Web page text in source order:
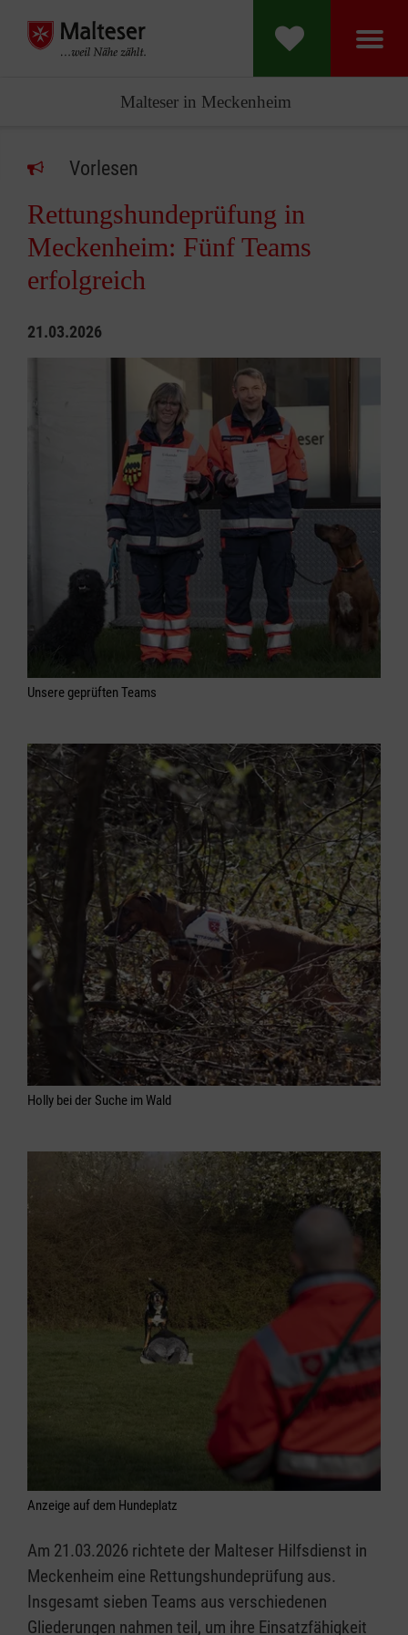
Malteser in Meckenheim
Vorlesen
Rettungshundeprüfung in
Meckenheim: Fünf Teams
erfolgreich
21.03.2026
Unsere geprüften Teams
Holly bei der Suche im Wald
Anzeige auf dem Hundeplatz
Am 21.03.2026 richtete der Malteser Hilfsdienst in
Meckenheim eine Rettungshundeprüfung aus.
Insgesamt sieben Teams aus verschiedenen
Gliederungen nahmen teil, um ihre Einsatzfähigkeit